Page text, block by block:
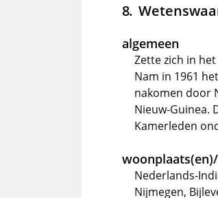
algemeen
Zette zich in
Nam in 1961
nakomen door
Nieuw-Guinea.
Kamerleden
Nederlands-
Nijmegen,